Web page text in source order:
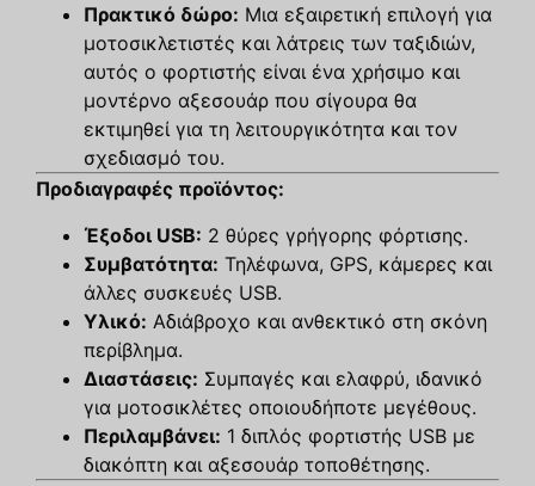
Πρακτικό δώρο: Μια εξαιρετική επιλογή για
μοτοσικλετιστές και λάτρεις των ταξιδιών,
αυτός ο φορτιστής είναι ένα χρήσιμο και
μοντέρνο αξεσουάρ που σίγουρα θα
εκτιμηθεί για τη λειτουργικότητα και τον
σχεδιασμό του.
Προδιαγραφές προϊόντος:
Έξοδοι USB: 2 θύρες γρήγορης φόρτισης.
Συμβατότητα: Τηλέφωνα, GPS, κάμερες και
άλλες συσκευές USB.
Υλικό: Αδιάβροχο και ανθεκτικό στη σκόνη
περίβλημα.
Διαστάσεις: Συμπαγές και ελαφρύ, ιδανικό
για μοτοσικλέτες οποιουδήποτε μεγέθους.
Περιλαμβάνει: 1 διπλός φορτιστής USB με
διακόπτη και αξεσουάρ τοποθέτησης.